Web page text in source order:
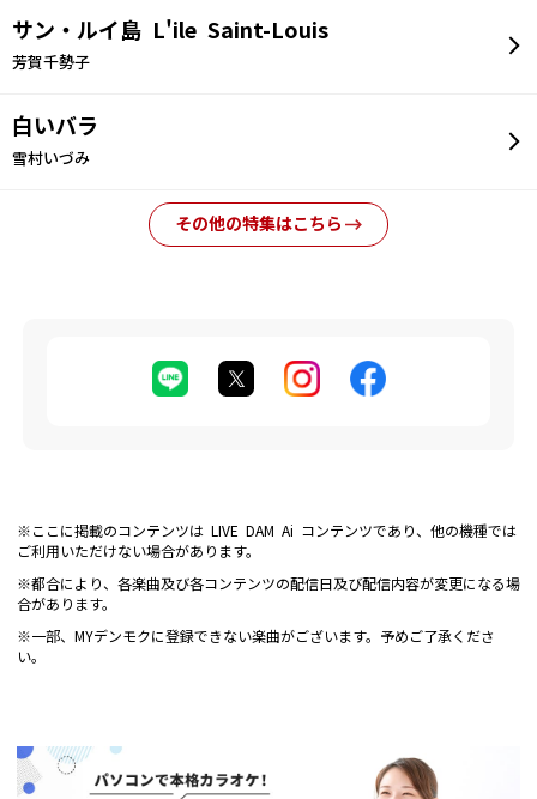
サン・ルイ島 L'ile Saint-Louis
芳賀千勢子
白いバラ
雪村いづみ
その他の特集はこちら
※ここに掲載のコンテンツは LIVE DAM Ai コンテンツであり、他の機種では
ご利用いただけない場合があります。
※都合により、各楽曲及び各コンテンツの配信日及び配信内容が変更になる場
合があります。
※一部、MYデンモクに登録できない楽曲がございます。予めご了承くださ
い。